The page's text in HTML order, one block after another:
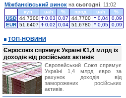
Міжбанківський ринок на сьогодні , 11:02
куп. uah % прод. uah
%
USD 44,7300 0,03 0,07 44,7700 0,04
0,09
EUR 51,6407 0,02 0,04 51,6780 0,05 0,09
ТОП-НОВИНИ
Євросоюз спрямує Україні €1,4 млрд із
доходів від російських активів
Європейський Союз спрямує
Україні 1,4 млрд євро за
рахунок доходів від
заморожених російських
активів.